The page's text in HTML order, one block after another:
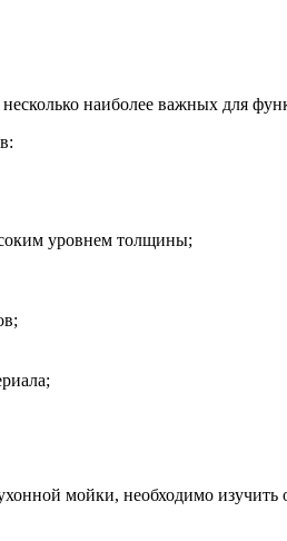
наиболее важных для
уровнем толщины;
мойки, необходимо изучить